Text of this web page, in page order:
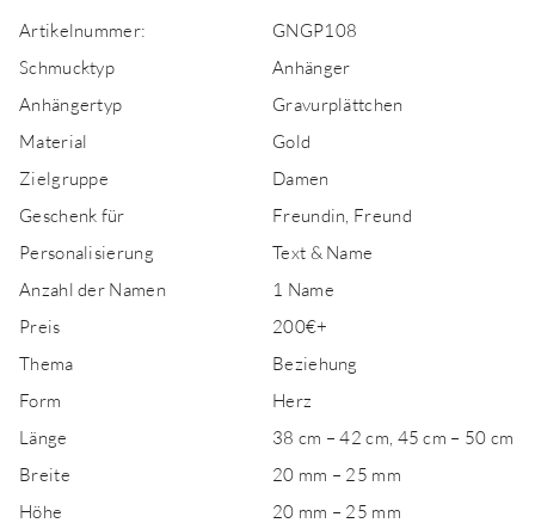
Artikelnummer:
GNGP108
Schmucktyp
Anhänger
Anhängertyp
Gravurplättchen
Material
Gold
Zielgruppe
Damen
Geschenk für
Freundin, Freund
Personalisierung
Text & Name
Anzahl der Namen
1 Name
Preis
200€+
Thema
Beziehung
Form
Herz
Länge
38 cm – 42 cm, 45 cm – 50 cm
Breite
20 mm – 25 mm
Höhe
20 mm – 25 mm